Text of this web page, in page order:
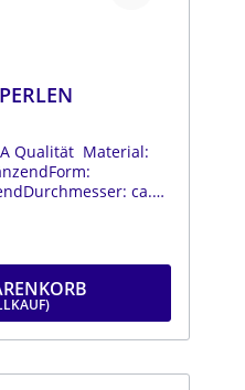
Qualität Material:
ca.